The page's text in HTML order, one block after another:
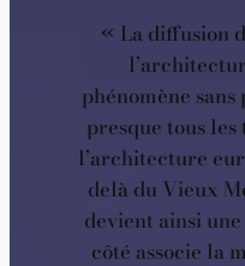
« La diffusion
phénomène
presque tous
l’architecture
delà du Vieux
devient ainsi
côté associe la